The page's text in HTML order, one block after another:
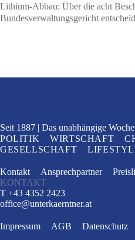
Lithium-Abbau: Über die acht
Bundesverwaltungsgericht
Seit 1887 Das unabhängige
POLITIK
WIRTSCHAFT
GESELLSCHAFT
Kontakt Ansprechpartner
KONTAKT
T +43 4352 2423
office@unterkaerntner.at
Impressum AGB Datenschutz